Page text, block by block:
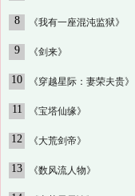
8 《我有一座混沌监狱》
9 《剑来》
10 《穿越星际：妻荣夫贵》
11 《宝塔仙缘》
12 《大荒剑帝》
13 《数风流人物》